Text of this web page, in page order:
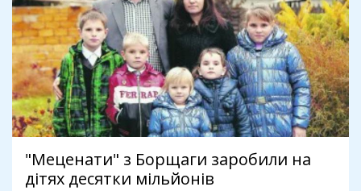
"Меценати" з Борщаги заробили на
дітях десятки мільйонів